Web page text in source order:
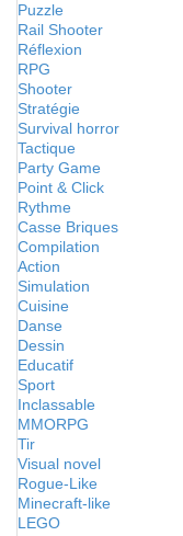
Puzzle
Rail Shooter
Réflexion
RPG
Shooter
Stratégie
Survival horror
Tactique
Party Game
Point & Click
Rythme
Casse Briques
Compilation
Action
Simulation
Cuisine
Danse
Dessin
Educatif
Sport
Inclassable
MMORPG
Tir
Visual novel
Rogue-Like
Minecraft-like
LEGO